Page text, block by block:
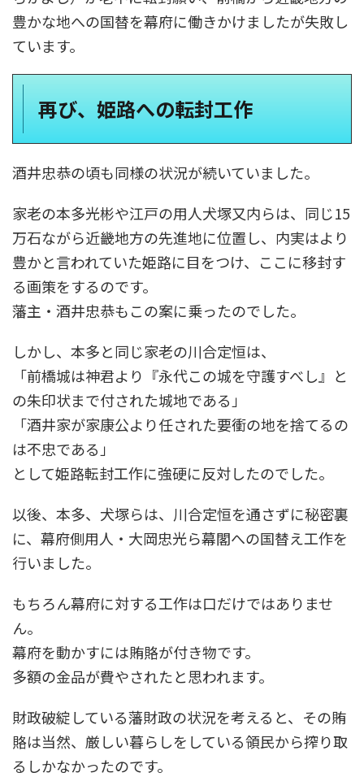
豊かな地への国替を幕府に働きかけましたが失敗し
ています。
再び、姫路への転封工作
酒井忠恭の頃も同様の状況が続いていました。
家老の本多光彬や江戸の用人犬塚又内らは、同じ15
万石ながら近畿地方の先進地に位置し、内実はより
豊かと言われていた姫路に目をつけ、ここに移封す
る画策をするのです。
藩主・酒井忠恭もこの案に乗ったのでした。
しかし、本多と同じ家老の川合定恒は、
「前橋城は神君より『永代この城を守護すべし』と
の朱印状まで付された城地である」
「酒井家が家康公より任された要衝の地を捨てるの
は不忠である」
として姫路転封工作に強硬に反対したのでした。
以後、本多、犬塚らは、川合定恒を通さずに秘密裏
に、幕府側用人・大岡忠光ら幕閣への国替え工作を
行いました。
もちろん幕府に対する工作は口だけではありませ
ん。
幕府を動かすには賄賂が付き物です。
多額の金品が費やされたと思われます。
財政破綻している藩財政の状況を考えると、その賄
賂は当然、厳しい暮らしをしている領民から搾り取
るしかなかったのです。